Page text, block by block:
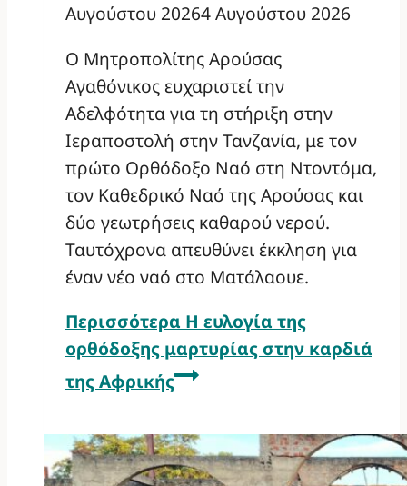
Αυγούστου 20264 Αυγούστου 2026
Ο Μητροπολίτης Αρούσας
Αγαθόνικος ευχαριστεί την
Αδελφότητα για τη στήριξη στην
Ιεραποστολή στην Τανζανία, με τον
πρώτο Ορθόδοξο Ναό στη Ντοντόμα,
τον Καθεδρικό Ναό της Αρούσας και
δύο γεωτρήσεις καθαρού νερού.
Ταυτόχρονα απευθύνει έκκληση για
έναν νέο ναό στο Ματάλαουε.
Περισσότερα Η ευλογία της
ορθόδοξης μαρτυρίας στην καρδιά
της Αφρικής